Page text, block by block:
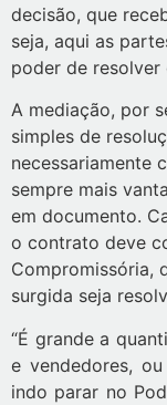
decisão, que
seja, aqui as
poder de
A mediação, por
simples de
necessariamente
sempre mais
em documento.
o contrato deve
Compromissória,
surgida seja
“É grande a
e vendedores,
indo parar no